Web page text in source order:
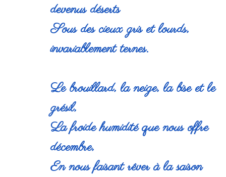
devenus déserts
Sous des cieux gris et lourds,
invariablement ternes.
Le brouillard, la neige, la bise et le
grésil,
La froide humidité que nous offre
décembre,
En nous faisant rêver à la saison